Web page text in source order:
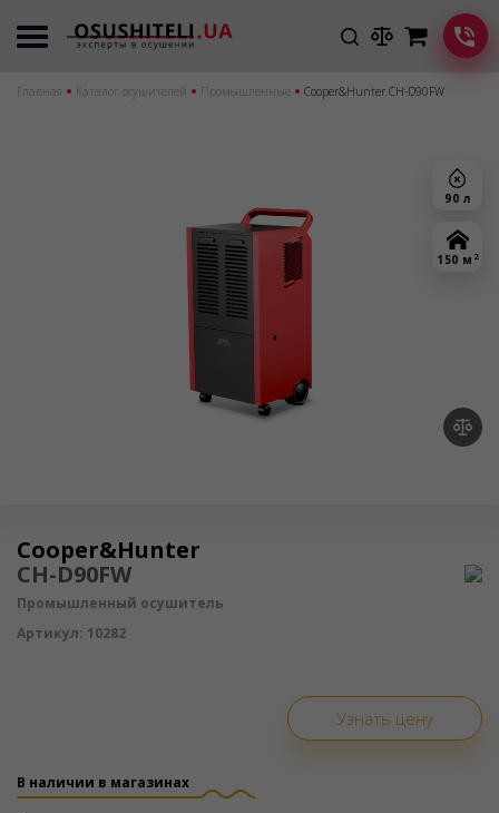
Главная Каталог осушителей Промышленные Cooper&Hunter CH-D90FW
90 л
150 м 2
Осушитель воздуха
Cooper&Hunter
CH-D90FW
Промышленный осушитель
Артикул: 10282
Узнать цену
В наличии в магазинах